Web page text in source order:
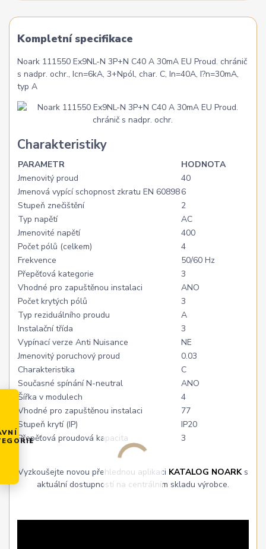
Kompletní specifikace
Noark 111550 Ex9NL-N 3P+N C40 A 30mA EU Proud. chránič
s nadpr. ochr., Icn=6kA, 3+Npól, char. C, In=40A, I?n=30mA,
typ A
Charakteristiky
PARAMETR
HODNOTA
Jmenovitý proud
40
Jmenová vypící schopnost zkratu EN 608986
Stupeň znečištění
2
Typ napětí
AC
Jmenovité napětí
400
Počet pólů (celkem)
4
Frekvence
50/60 Hz
Přepěťová kategorie
3
Vhodné pro zapuštěnou instalaci
ANO
Počet krytých pólů
3
Typ reziduálního proudu
A
Instalační třída
3
Vypínací verze Anti Nuisance
NE
Jmenovitý poruchový proud
0.03
Charakteristika
C
Současné spínání N-neutral
ANO
Šířka v modulech
4
Vhodné pro zapuštěnou instalaci
77
Stupeň krytí (IP)
IP20
Přepěťová proudová kapacita
3
Vyzkoušejte novou přehlednou aplikaci KATALOG NOARKs
aktuální dostupností na centrálním skladu výrobce.